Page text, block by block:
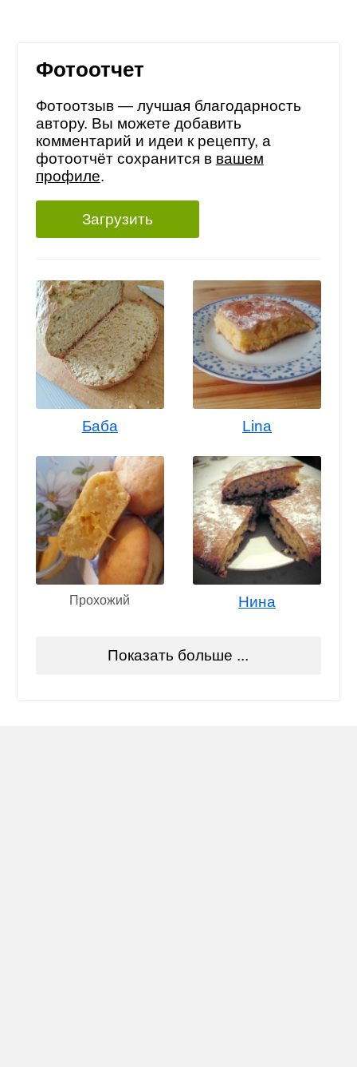
Фотоотчет
Фотоотзыв — лучшая благодарность
автору. Вы можете добавить
комментарий и идеи к рецепту, а
фотоотчёт сохранится в вашем
профиле.
Загрузить
Баба Lina
Прохожий Нина
Показать больше ...